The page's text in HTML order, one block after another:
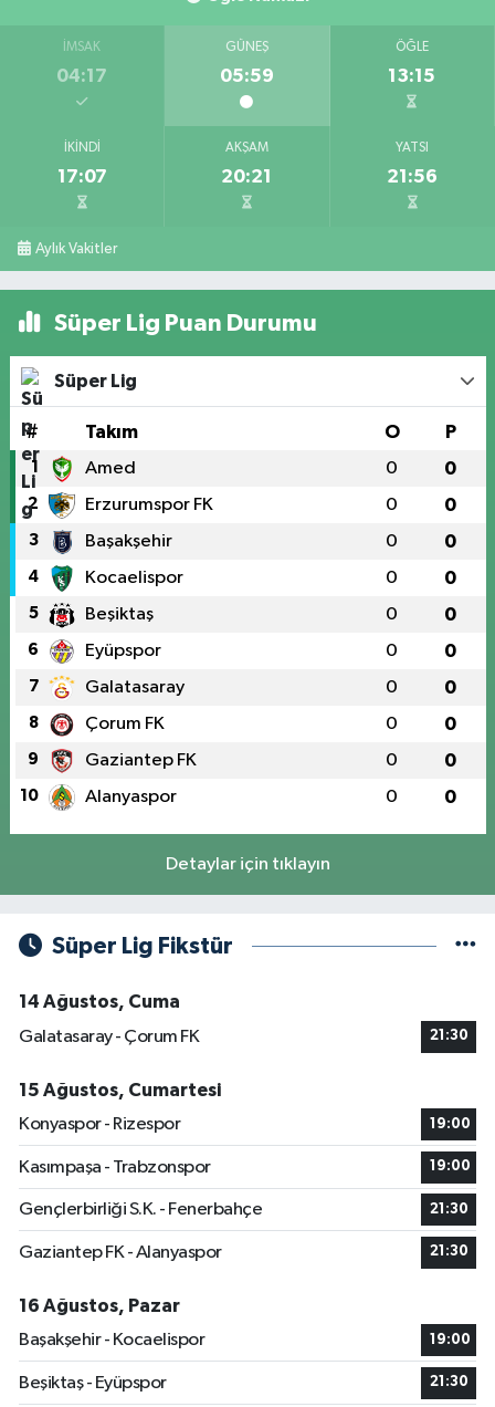
İMSAK
04:17
GÜNEŞ
05:59
ÖĞLE
13:15
İKINDI
17:07
AKŞAM
20:21
YATSI
21:56
Aylık Vakitler
Süper Lig Puan Durumu
Süper Lig
# Takım O P
1 Amed 0 0
2 Erzurumspor FK 0 0
3 Başakşehir 0 0
4 Kocaelispor 0 0
5 Beşiktaş 0 0
6 Eyüpspor 0 0
7 Galatasaray 0 0
8 Çorum FK 0 0
9 Gaziantep FK 0 0
10 Alanyaspor 0 0
Detaylar için tıklayın
Süper Lig Fikstür
14 Ağustos, Cuma
Galatasaray - Çorum FK
21:30
15 Ağustos, Cumartesi
Konyaspor - Rizespor
19:00
Kasımpaşa - Trabzonspor 19:00
Gençlerbirliği S.K. - Fenerbahçe 21:30
Gaziantep FK - Alanyaspor 21:30
16 Ağustos, Pazar
Başakşehir - Kocaelispor
19:00
Beşiktaş - Eyüpspor 21:30